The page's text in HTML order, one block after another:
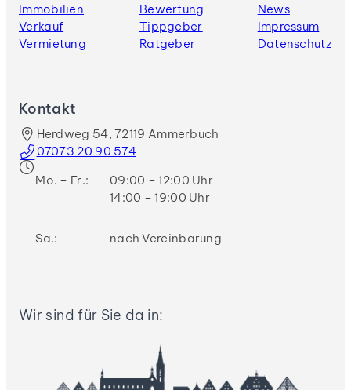
Immobilien
Verkauf
Vermietung
Bewertung
Tippgeber
Ratgeber
News
Impressum
Datenschutz
Kontakt
Herdweg 54, 72119 Ammerbuch
07073 20 90 574
Mo. – Fr.:
09:00 – 12:00 Uhr
14:00 – 19:00 Uhr
Sa.: nach Vereinbarung
Wir sind für Sie da in: